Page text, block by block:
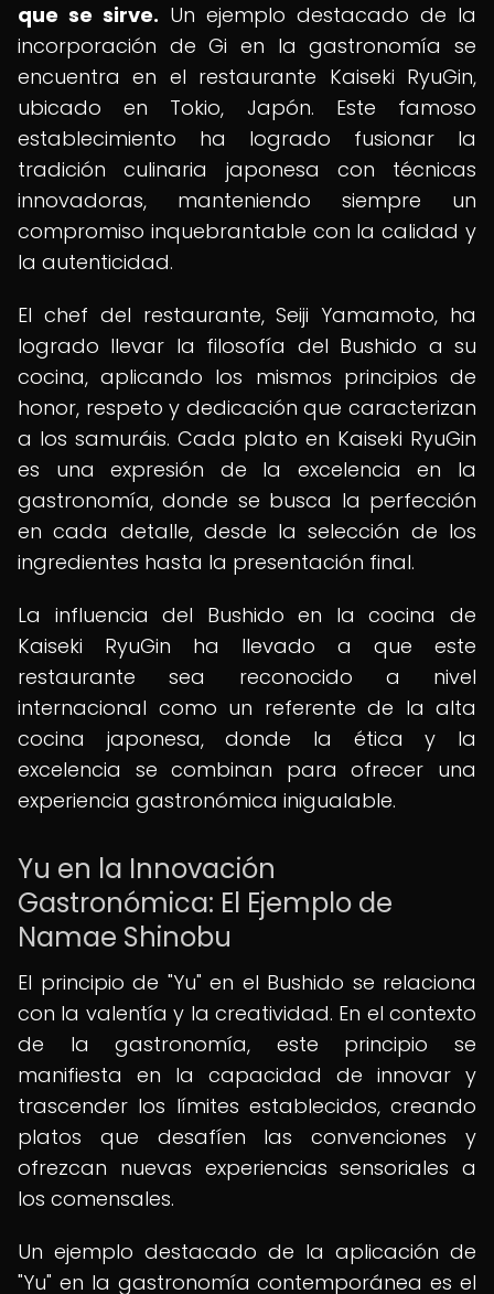
que se sirve. Un ejemplo destacado de la
incorporación de Gi en la gastronomía se
encuentra en el restaurante Kaiseki RyuGin,
ubicado en Tokio, Japón. Este famoso
establecimiento ha logrado fusionar la
tradición culinaria japonesa con técnicas
innovadoras, manteniendo siempre un
compromiso inquebrantable con la calidad y
la autenticidad.
El chef del restaurante, Seiji Yamamoto, ha
logrado llevar la filosofía del Bushido a su
cocina, aplicando los mismos principios de
honor, respeto y dedicación que caracterizan
a los samuráis. Cada plato en Kaiseki RyuGin
es una expresión de la excelencia en la
gastronomía, donde se busca la perfección
en cada detalle, desde la selección de los
ingredientes hasta la presentación final.
La influencia del Bushido en la cocina de
Kaiseki RyuGin ha llevado a que este
restaurante sea reconocido a nivel
internacional como un referente de la alta
cocina japonesa, donde la ética y la
excelencia se combinan para ofrecer una
experiencia gastronómica inigualable.
Yu en la Innovación
Gastronómica: El Ejemplo de
Namae Shinobu
El principio de "Yu" en el Bushido se relaciona
con la valentía y la creatividad. En el contexto
de la gastronomía, este principio se
manifiesta en la capacidad de innovar y
trascender los límites establecidos, creando
platos que desafíen las convenciones y
ofrezcan nuevas experiencias sensoriales a
los comensales.
Un ejemplo destacado de la aplicación de
"Yu" en la gastronomía contemporánea es el